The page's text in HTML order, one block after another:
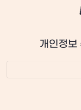
개인정보